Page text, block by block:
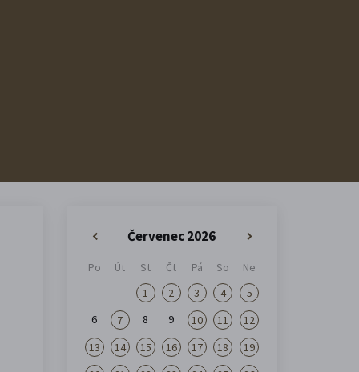
Červenec 2026
»
Po Út St Čt Pá So
Ne
1
2 3 4
5
6
7 8 9 10 11
12
13
14 15 16 17 18
19